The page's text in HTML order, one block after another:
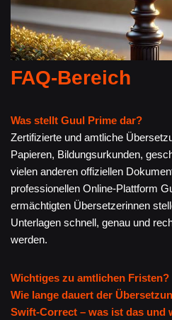
FAQ-Bereich
Was stellt Guul Prime dar?
Zertifizierte und amtliche
Papieren, Bildungsurkunden,
vielen anderen offiziellen
professionellen Online-Plattform
ermächtigten Übersetzerinnen
Unterlagen schnell, genau und
werden.
Wichtiges zu amtlichen Fristen?
Wie lange dauert der
Swift-Correct – was ist das und